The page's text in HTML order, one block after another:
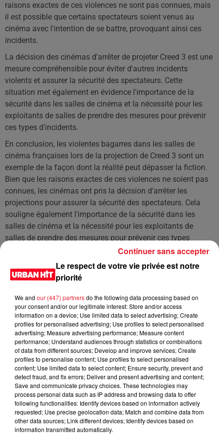
raisons exactes de ces violences ne sont pas connues, mais
il est possible que certains spectateurs soient venus au
cinéma avec l'intention de se battre, provoquant ainsi ces
incidents.
La décision des cinémas d'arrêter de projeter Creed 3 est une
mesure compréhensible pour éviter d'autres incidents
violents et assurer la sécurité des spectateurs. Cette
situation met également en évidence l'importance de la
sécurité dans les salles de cinéma et la nécessité pour les
exploitants de salles de prendre des mesures pour prévenir
ces types d'incidents.
En conclusion, les violentes bagarres dans les salles de
cinéma françaises lors de la projection de Creed 3 sont un
exemple de la façon dont la réalité peut dépasser la fiction.
Bien que les raisons exactes de ces violences ne soient pas
connues, les cinémas ont pris la décision d'arrêter les
projections pour assurer la sécurité des spectateurs. Cela
souligne également l'importance de la sécurité dans les
salles de cinéma et la nécessité pour les exploitants de
salles de prendre des mesures pour prévenir ces types
Cet élément est masqué compte-tenu du refus du
souhaitez l'afficher, merci de nous donner votre accord
en cliquant sur le bouton ci-dessous.
Afficher l'élément
LES DERNIÈRES NEWS Voir plus
Jay-Z se bat contre la grand-mère
d'un homme prétendant être son fils
Le respect de votre vie privée est notre
priorité
We and our (447) partnersdo the following data processing based on
your consent and/or our legitimate interest: Store and/or access
information on a device; Use limited data to select advertising; Create
profiles for personalised advertising; Use profiles to select personalised
advertising; Measure advertising performance; Measure content
performance; Understand audiences through statistics or combinations
of data from different sources; Develop and improve services; Create
profiles to personalise content; Use profiles to select personalised
content; Use limited data to select content; Ensure security, prevent and
detect fraud, and fix errors; Deliver and present advertising and content;
Save and communicate privacy choices. These technologies may
process personal data such as IP address and browsing data to offer
following functionalities: Identify devices based on information actively
requested; Use precise geolocation data; Match and combine data from
other data sources; Link different devices; Identify devices based on
information transmitted automatically.
Continuer sans accepter